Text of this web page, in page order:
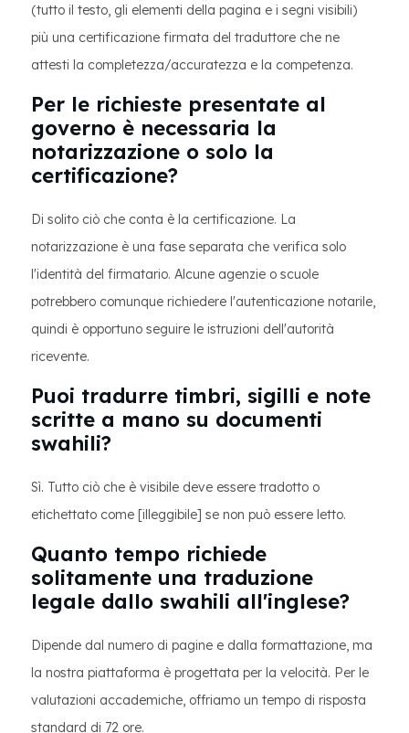
(tutto il testo, gli elementi della pagina e i segni visibili)
più una certificazione firmata del traduttore che ne
attesti la completezza/accuratezza e la competenza.
Per le richieste presentate al
governo è necessaria la
notarizzazione o solo la
certificazione?
Di solito ciò che conta è la certificazione. La
notarizzazione è una fase separata che verifica solo
l'identità del firmatario. Alcune agenzie o scuole
potrebbero comunque richiedere l'autenticazione notarile,
quindi è opportuno seguire le istruzioni dell'autorità
ricevente.
Puoi tradurre timbri, sigilli e note
scritte a mano su documenti
swahili?
Sì. Tutto ciò che è visibile deve essere tradotto o
etichettato come [illeggibile] se non può essere letto.
Quanto tempo richiede
solitamente una traduzione
legale dallo swahili all'inglese?
Dipende dal numero di pagine e dalla formattazione, ma
la nostra piattaforma è progettata per la velocità. Per le
valutazioni accademiche, offriamo un tempo di risposta
standard di 72 ore.